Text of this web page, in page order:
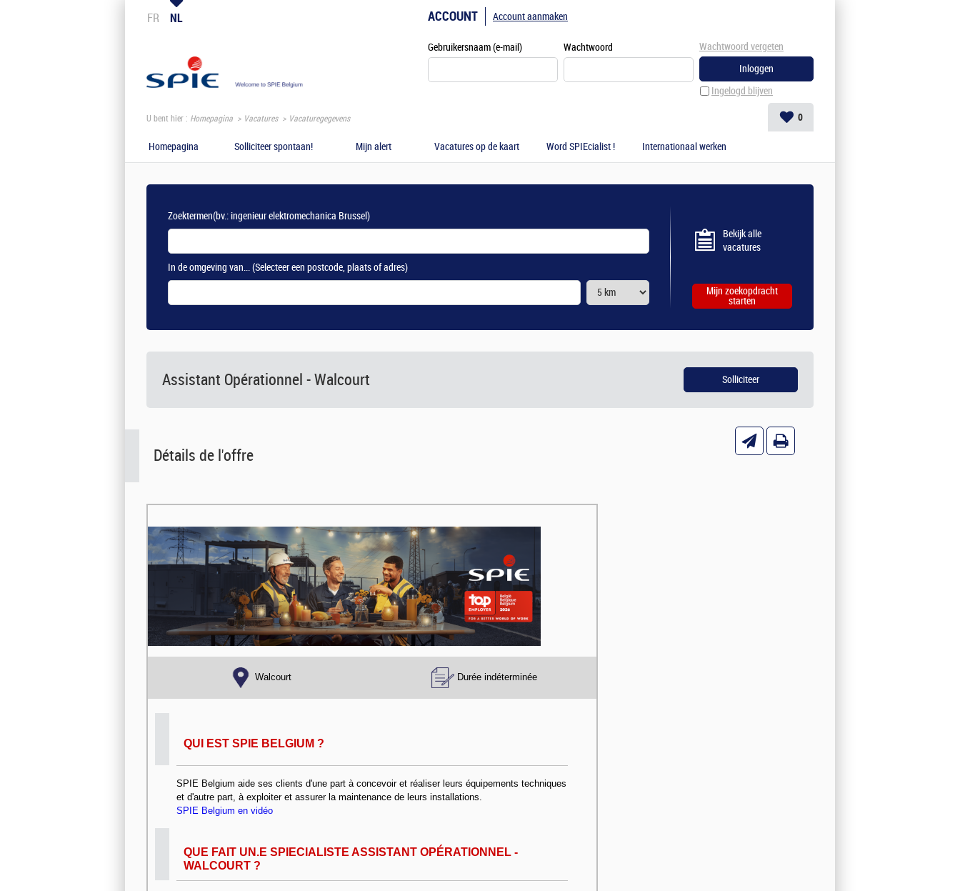
FR NL ACCOUNT
Gebruikersnaam (e-mail) Wachtwoord
Ingelogd blijven
Wachtwoord vergeten
Account aanmaken
U bent hier : Homepagina Vacatures Vacaturegegevens 0
Homepagina Solliciteer spontaan! Mijn alert Vacatures op de kaart Word SPIEcialist ! Internationaal werken
Zoektermen(bv.: ingenieur elektromechanica Brussel)
In de omgeving van...(Selecteer een postcode, plaats of adres)
Bekijk alle
vacatures
Assistant Opérationnel - Walcourt
Détails de l'offre
Walcourt Durée indéterminée
QUI EST SPIE BELGIUM ?
SPIE Belgium aide ses clients d'une part à concevoir et réaliser leurs équipements techniques
et d'autre part, à exploiter et assurer la maintenance de leurs installations.
SPIE Belgium en vidéo
QUE FAIT UN.E SPIECIALISTE ASSISTANT OPÉRATIONNEL -
WALCOURT ?